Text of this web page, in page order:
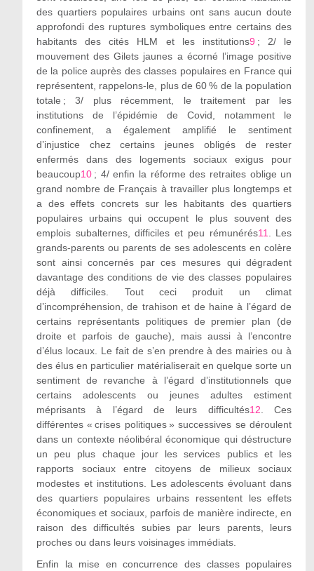
des quartiers populaires urbains ont sans aucun doute
approfondi des ruptures symboliques entre certains des
habitants des cités HLM et les institutions9 ;2/ le
mouvement des Gilets jaunes a écorné l’image positive
de la police auprès des classes populaires en France qui
représentent, rappelons-le, plus de 60 % de la population
totale ; 3/ plus récemment, le traitement par les
institutions de l’épidémie de Covid, notamment le
confinement, a également amplifié le sentiment
d’injustice chez certains jeunes obligés de rester
enfermés dans des logements sociaux exigus pour
beaucoup10; 4/enfin la réforme des retraites oblige un
grand nombre de Français à travailler plus longtemps et
a des effets concrets sur les habitants des quartiers
populaires urbains qui occupent le plus souvent des
emplois subalternes, difficiles et peu rémunérés11. Les
grands-parents ou parents de ses adolescents en colère
sont ainsi concernés par ces mesures qui dégradent
davantage des conditions de vie des classes populaires
déjà difficiles. Tout ceci produit un climat
d’incompréhension, de trahison et de haine à l’égard de
certains représentants politiques de premier plan (de
droite et parfois de gauche), mais aussi à l’encontre
d’élus locaux. Le fait de s’en prendre à des mairies ou à
des élus en particulier matérialiserait en quelque sorte un
sentiment de revanche à l’égard d’institutionnels que
certains adolescents ou jeunes adultes estiment
méprisants à l’égard de leurs difficultés12. Ces
différentes « crises politiques » successives se déroulent
dans un contexte néolibéral économique qui déstructure
un peu plus chaque jour les services publics et les
rapports sociaux entre citoyens de milieux sociaux
modestes et institutions. Les adolescents évoluant dans
des quartiers populaires urbains ressentent les effets
économiques et sociaux, parfois de manière indirecte, en
raison des difficultés subies par leurs parents, leurs
proches ou dans leurs voisinages immédiats.
Enfin la mise en concurrence des classes populaires